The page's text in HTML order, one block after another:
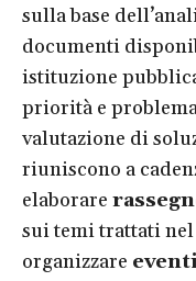
sulla base
documenti
istituzione
priorità e
valutazione di
riuniscono a
elaborare
sui temi trattati
organizzare